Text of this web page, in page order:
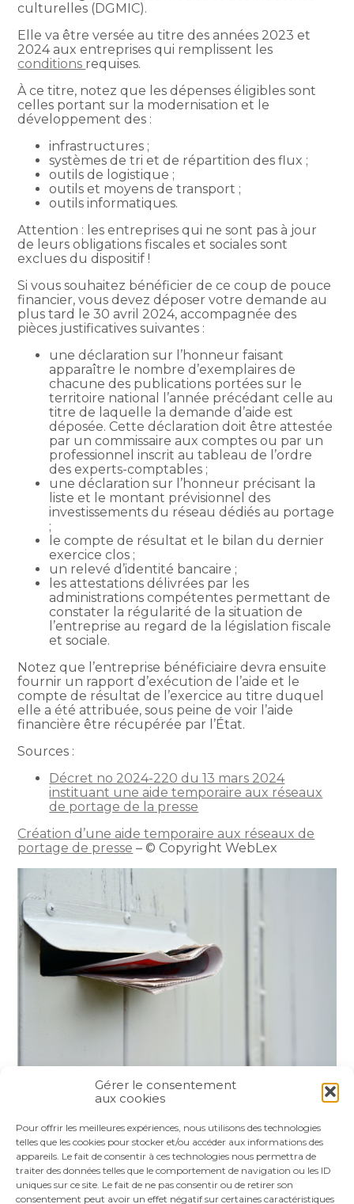
Gérer le consentement
aux cookies
Pour offrir les meilleures expériences, nous utilisons des technologies
telles que les cookies pour stocker et/ou accéder aux informations des
appareils. Le fait de consentir à ces technologies nous permettra de
traiter des données telles que le comportement de navigation ou les ID
uniques sur ce site. Le fait de ne pas consentir ou de retirer son
consentement peut avoir un effet négatif sur certaines caractéristiques
culturelles (DGMIC).
Elle va être versée au titre des années 2023 et
2024 aux entreprises qui remplissent les
conditions requises.
À ce titre, notez que les dépenses éligibles sont
celles portant sur la modernisation et le
développement des :
infrastructures ;
systèmes de tri et de répartition des flux ;
outils de logistique ;
outils et moyens de transport ;
outils informatiques.
Attention : les entreprises qui ne sont pas à jour
de leurs obligations fiscales et sociales sont
exclues du dispositif !
Si vous souhaitez bénéficier de ce coup de pouce
financier, vous devez déposer votre demande au
plus tard le 30 avril 2024, accompagnée des
pièces justificatives suivantes :
une déclaration sur l’honneur faisant
apparaître le nombre d’exemplaires de
chacune des publications portées sur le
territoire national l’année précédant celle au
titre de laquelle la demande d’aide est
déposée. Cette déclaration doit être attestée
par un commissaire aux comptes ou par un
professionnel inscrit au tableau de l’ordre
des experts-comptables ;
une déclaration sur l’honneur précisant la
liste et le montant prévisionnel des
investissements du réseau dédiés au portage
;
le compte de résultat et le bilan du dernier
exercice clos ;
un relevé d’identité bancaire ;
les attestations délivrées par les
administrations compétentes permettant de
constater la régularité de la situation de
l’entreprise au regard de la législation fiscale
et sociale.
Notez que l’entreprise bénéficiaire devra ensuite
fournir un rapport d’exécution de l’aide et le
compte de résultat de l’exercice au titre duquel
elle a été attribuée, sous peine de voir l’aide
financière être récupérée par l’État.
Sources :
Décret no 2024-220 du 13 mars 2024
instituant une aide temporaire aux réseaux
de portage de la presse
Création d’une aide temporaire aux réseaux de
portage de presse – © Copyright WebLex
FaceBook
TwitterLinkedIn